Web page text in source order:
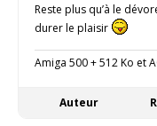
Reste plus qu’à le
durer le plaisir
Amiga 500 + 512 Ko et
Auteur